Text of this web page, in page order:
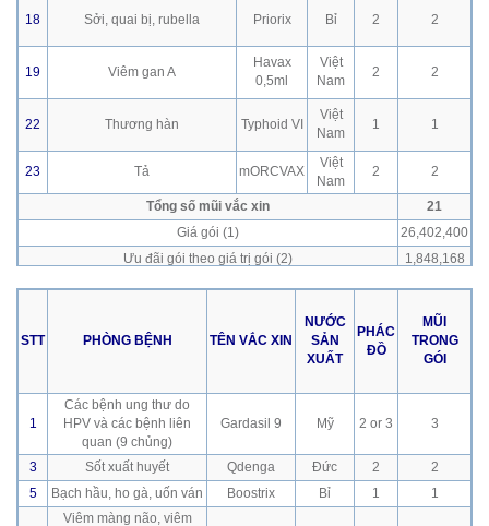
18 Sởi, quai bị, rubella Priorix Bỉ 2 2
19 Viêm gan A
Havax
0,5ml
Việt
Nam
2 2
22 Thương hàn Typhoid VI
Việt
Nam
1 1
23 Tả mORCVAX
Việt
Nam
2 2
Tổng số mũi vắc xin
21
Giá gói (1)
26,402,400
Ưu đãi gói theo giá trị gói (2)
1,848,168
Giá gói sau ưu đãi (1 - 2)
24,554,232
24,554,232
Chọn 1 trong 2:
+ 01 Túi thời trang VNVC
STT PHÒNG BỆNH TÊN VẮC XIN
NƯỚC
SẢN
XUẤT
PHÁC
ĐỒ
MŨI
TRONG
GÓI
1
Các bệnh ung thư do
HPV và các bệnh liên
quan (9 chủng)
Gardasil 9 Mỹ 2 or 3 3
3 Sốt xuất huyết Qdenga Đức 2
2
5
Bạch hầu, ho gà, uốn ván Boostrix Bỉ 1 1
Viêm màng não, viêm